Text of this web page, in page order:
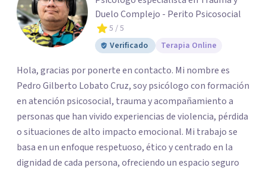
Duelo Complejo - Perito Psicosocial
5 / 5
Verificado
Terapia Online
Hola, gracias por ponerte en contacto. Mi nombre es
Pedro Gilberto Lobato Cruz, soy psicólogo con formación
en atención psicosocial, trauma y acompañamiento a
personas que han vivido experiencias de violencia, pérdida
o situaciones de alto impacto emocional. Mi trabajo se
basa en un enfoque respetuoso, ético y centrado en la
dignidad de cada persona, ofreciendo un espacio seguro